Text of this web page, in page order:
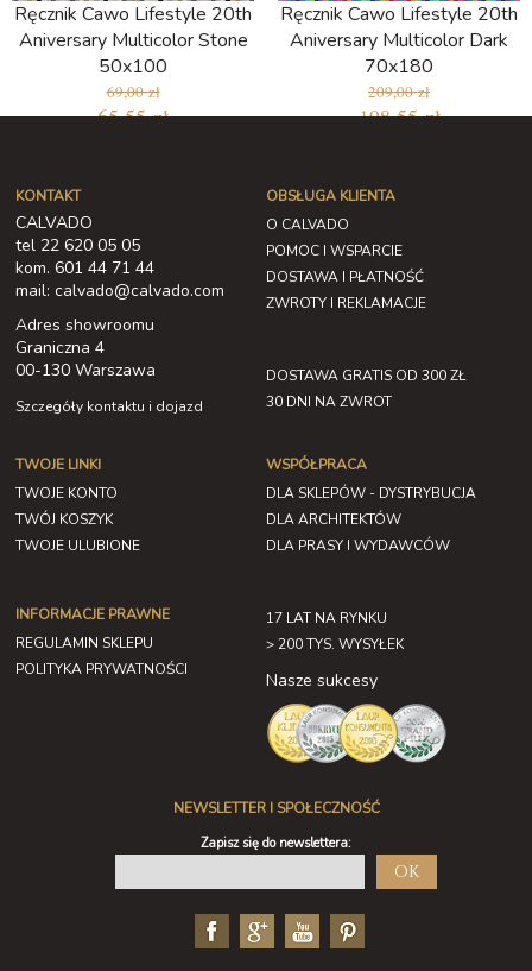
Ręcznik Cawo Lifestyle 20th
Aniversary Multicolor Stone
50x100
69,00 zł
65,55 zł
Ręcznik Cawo Lifestyle 20th
Aniversary Multicolor Dark
70x180
209,00 zł
198,55 zł
KONTAKT
CALVADO
tel 22 620 05 05
kom. 601 44 71 44
mail: calvado@calvado.com
Adres showroomu
Graniczna 4
00-130 Warszawa
Szczegóły kontaktu i dojazd
OBSŁUGA KLIENTA
O CALVADO
POMOC I WSPARCIE
DOSTAWA I PŁATNOŚĆ
ZWROTY I REKLAMACJE
DOSTAWA GRATIS OD 300 ZŁ
30 DNI NA ZWROT
TWOJE LINKI
TWOJE KONTO
TWÓJ KOSZYK
TWOJE ULUBIONE
INFORMACJE PRAWNE
REGULAMIN SKLEPU
POLITYKA PRYWATNOŚCI
WSPÓŁPRACA
DLA SKLEPÓW - DYSTRYBUCJA
DLA ARCHITEKTÓW
DLA PRASY I WYDAWCÓW
17 LAT NA RYNKU
> 200 TYS. WYSYŁEK
Nasze sukcesy
NEWSLETTER I SPOŁECZNOŚĆ
Zapisz się do newslettera:
OK